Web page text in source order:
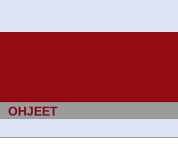
OHJEET